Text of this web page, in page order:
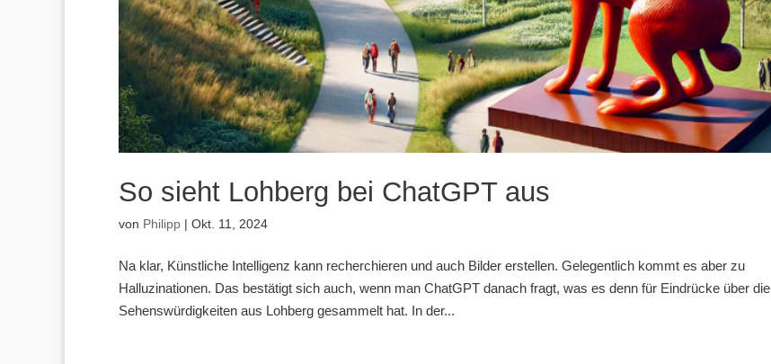
So sieht Lohberg bei ChatGPT aus
von Philipp | Okt. 11, 2024
Na klar, Künstliche Intelligenz kann recherchieren und auch Bilder erstellen. Gelegentlich kommt es aber zu
Halluzinationen. Das bestätigt sich auch, wenn man ChatGPT danach fragt, was es denn für Eindrücke über die
Sehenswürdigkeiten aus Lohberg gesammelt hat. In der...